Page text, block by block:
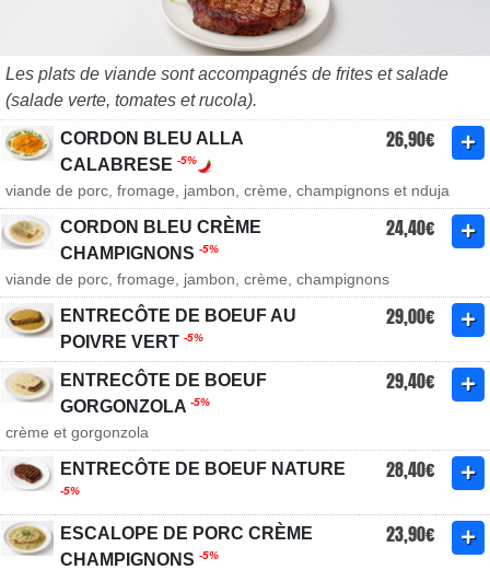
Les plats de viande sont accompagnés de frites et salade
(salade verte, tomates et rucola).
CORDON BLEU ALLA
CALABRESE -5%
26,90€
viande de porc, fromage, jambon, crème, champignons et nduja
CORDON BLEU CRÈME
CHAMPIGNONS -5%
24,40€
viande de porc, fromage, jambon, crème, champignons
ENTRECÔTE DE BOEUF AU
POIVRE VERT -5%
29,00€
ENTRECÔTE DE BOEUF
GORGONZOLA -5%
29,40€
crème et gorgonzola
ENTRECÔTE DE BOEUF NATURE
-5%
28,40€
ESCALOPE DE PORC CRÈME
CHAMPIGNONS -5%
23,90€